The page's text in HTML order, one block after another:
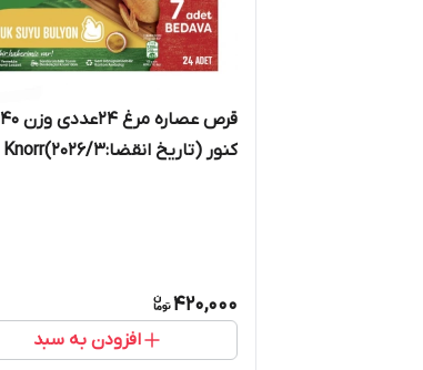
کنور (تاریخ انقضا:۲۰۲۶/۳)Knorr
420,000
افزودن به سبد